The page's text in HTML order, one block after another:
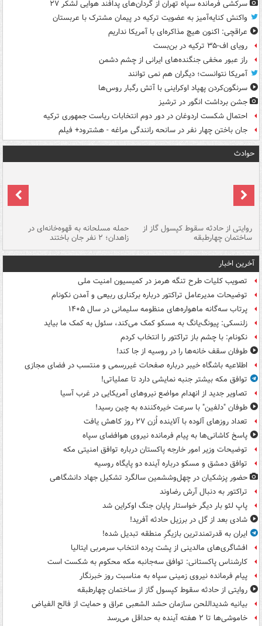
سرکشی فرمانده سپاه تهران از گردان‌های پدافند هوایی لشکر ۲۷
واکنش کنایه‌آمیز به عضویت ترکیه در پیمان مشترک با عربستان
عراقچی: اکنون هیچ مذاکره‌ای با آمریکا نداریم
رویای اف-۳۵ ترکیه در بن‌بست
راز عبور مخفی جنگنده‌های ایرانی از چشم دشمن
آمریکا نتوانست؛ دیگران هم نمی توانند
سرنگون‌کردن پهپاد اوکراینی با آتش رگبار روس‌ها
جشن برداشت انگور در ترشیز
احتمال شکست اردوغان در دور دوم انتخابات ریاست جمهوری ترکیه
جان باختن چهار نفر در سانحه رانندگی مراغه - هشترود+ فیلم
حوادث
روایتی از حادثه سقوط کپسول گاز از
ساختمان چهارطبقه
حمله مسلحانه به قهوه‌خانه‌ای در
زاهدان؛ ۲ نفر جان باختند
آخرین اخبار
تصویب کلیات طرح تنگه هرمز در کمیسیون امنیت ملی
توضیحات مدیرعامل تراکتور درباره برکناری ربیعی و آمدن نکونام
پرتاب سه‌گانه ماهواره‌های منظومه سلیمانی در سال ۱۴۰۵
زلنسکی: پیونگ‌یانگ به مسکو کمک می‌کند، سئول به کمک ما بیاید
نکونام: با چشم باز تراکتور را انتخاب کردم
طوفان سقف خانه‌ها را در روسیه از جا ‌کند!
اطلاعیه باشگاه خیبر درباره صفحات غیررسمی و منتسب در فضای مجازی
توافق مکه بیشتر جنبه نمایشی دارد تا عملیاتی!
تصاویر جدید از انهدام مواضع نیروهای آمریکایی در غرب آسیا
طوفان "دلفین" با سرعت خیره‌کننده به چین رسید!
تعداد روزهای آلوده با آلاینده اُزن ۲۷ روز کاهش یافت
پاسخ کاشانی‌ها به پیام فرمانده نیروی هوافضای سپاه
توضیحات وزیر امور خارجه پاکستان درباره توافق امنیتی مکه
توافق دمشق و مسکو درباره آینده دو پایگاه روسیه
حضور پزشکیان در چهل‌وششمین سالگرد تشکیل جهاد دانشگاهی
تراکتور به دنبال آرش رضاوند
پاپ لئو بار دیگر خواستار پایان جنگ اوکراین شد
شادی بعد از گل در برزیل حادثه آفرید!
ایران به قدرتمندترین بازیگرِ منطقه تبدیل شده!
افشاگری‌های مالدینی از پشت پرده انتخاب سرمربی ایتالیا
کارشناس پاکستانی: توافق سه‌جانبه مکه محکوم به شکست است
پیام فرمانده نیروی زمینی سپاه به مناسبت روز خبرنگار
روایتی از حادثه سقوط کپسول گاز از ساختمان چهارطبقه
بیانیه شدیداللحن سازمان حشد الشعبی عراق و حمایت از فالح الفیاض
خاموشی‌ها تا ۲ هفته آینده به حداقل می‌رسد